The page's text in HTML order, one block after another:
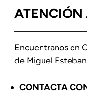
ATENCIÓN
Encuentranos en
de Miguel
CONTACTA